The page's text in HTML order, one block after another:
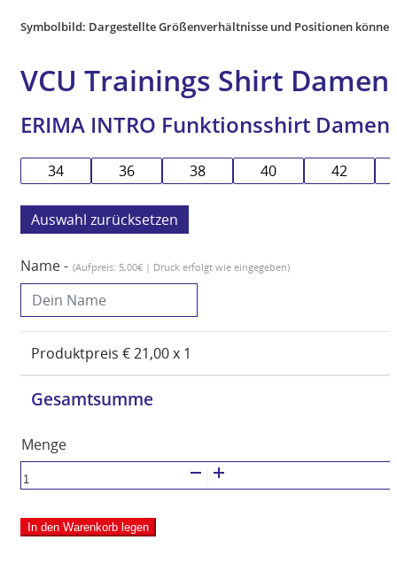
Symbolbild: Dargestellte Größenverhältnisse und Positionen
VCU Trainings Shirt
ERIMA INTRO Funktionsshirt Damen
34 36 38 40 42
zurücksetzen
Name - (Aufpreis: 5,00€ | Druck erfolgt wie eingegeben)
Produktpreis €21,00x 1
Gesamtsumme
ERIMA
INTRO
Funktionsshirt
Damen
In den Warenkorb legen